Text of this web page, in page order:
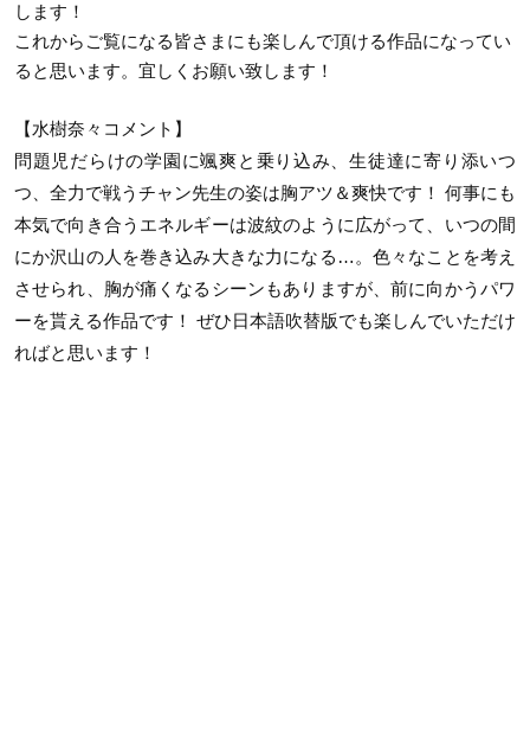
します！
これからご覧になる皆さまにも楽しんで頂ける作品になってい
ると思います。宜しくお願い致します！
【水樹奈々コメント】
問題児だらけの学園に颯爽と乗り込み、生徒達に寄り添いつ
つ、全力で戦うチャン先生の姿は胸アツ＆爽快です！ 何事にも
本気で向き合うエネルギーは波紋のように広がって、いつの間
にか沢山の人を巻き込み大きな力になる…。色々なことを考え
させられ、胸が痛くなるシーンもありますが、前に向かうパワ
ーを貰える作品です！ ぜひ日本語吹替版でも楽しんでいただけ
ればと思います！